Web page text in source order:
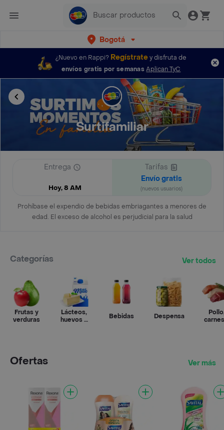
Bogotá
¿Nuevo en Rappi? Regístratey disfruta de
envíos gratis por semanas Aplican TyC
Surtifamiliar
Entrega
Hoy, 8 AM
Tarifas
Envío gratis
(nuevos usuarios)
Prohíbase el expendio de bebidas embriagantes a menores de
edad. El exceso de alcohol es perjudicial para la salud
Categorías Ver todos
Frutas y
verduras
Lácteos,
huevos y
Bebidas Despensa
Ofertas Ver más